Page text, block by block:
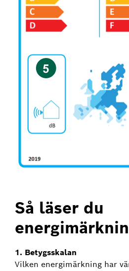
Så läser du
1. Betygsskalan
Vilken energimärkning har